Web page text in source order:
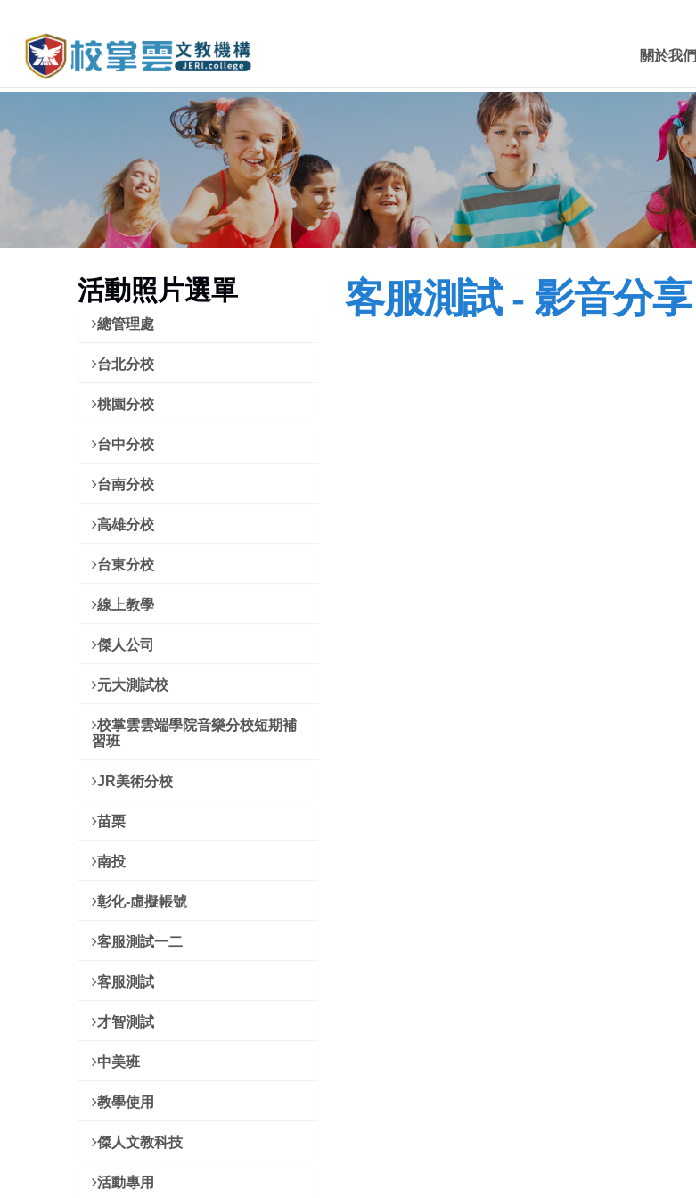
關於我們
活動照片選單
總管理處
台北分校
桃園分校
台中分校
台南分校
高雄分校
台東分校
線上教學
傑人公司
元大測試校
校掌雲雲端學院音樂分校短期補
習班
JR美術分校
苗栗
南投
彰化-虛擬帳號
客服測試一二
客服測試
才智測試
中美班
教學使用
傑人文教科技
活動專用
客服測試 - 影音分享